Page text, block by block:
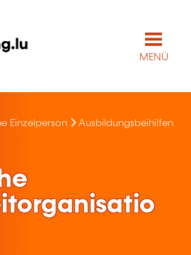
MENÜ
Einzelperson
Ausbildungsbeihilfen